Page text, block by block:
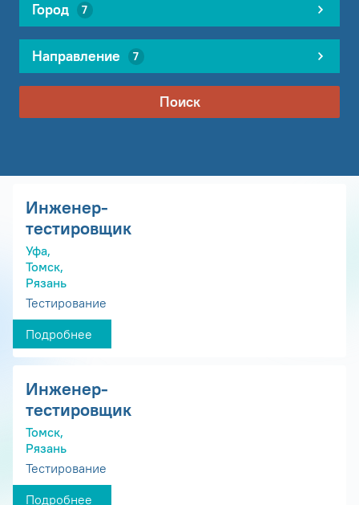
Город 7
Направление 7
Поиск
Инженер-
тестировщик
Уфа,
Томск,
Рязань
Тестирование
Подробнее
Инженер-
тестировщик
Томск,
Рязань
Тестирование
Подробнее